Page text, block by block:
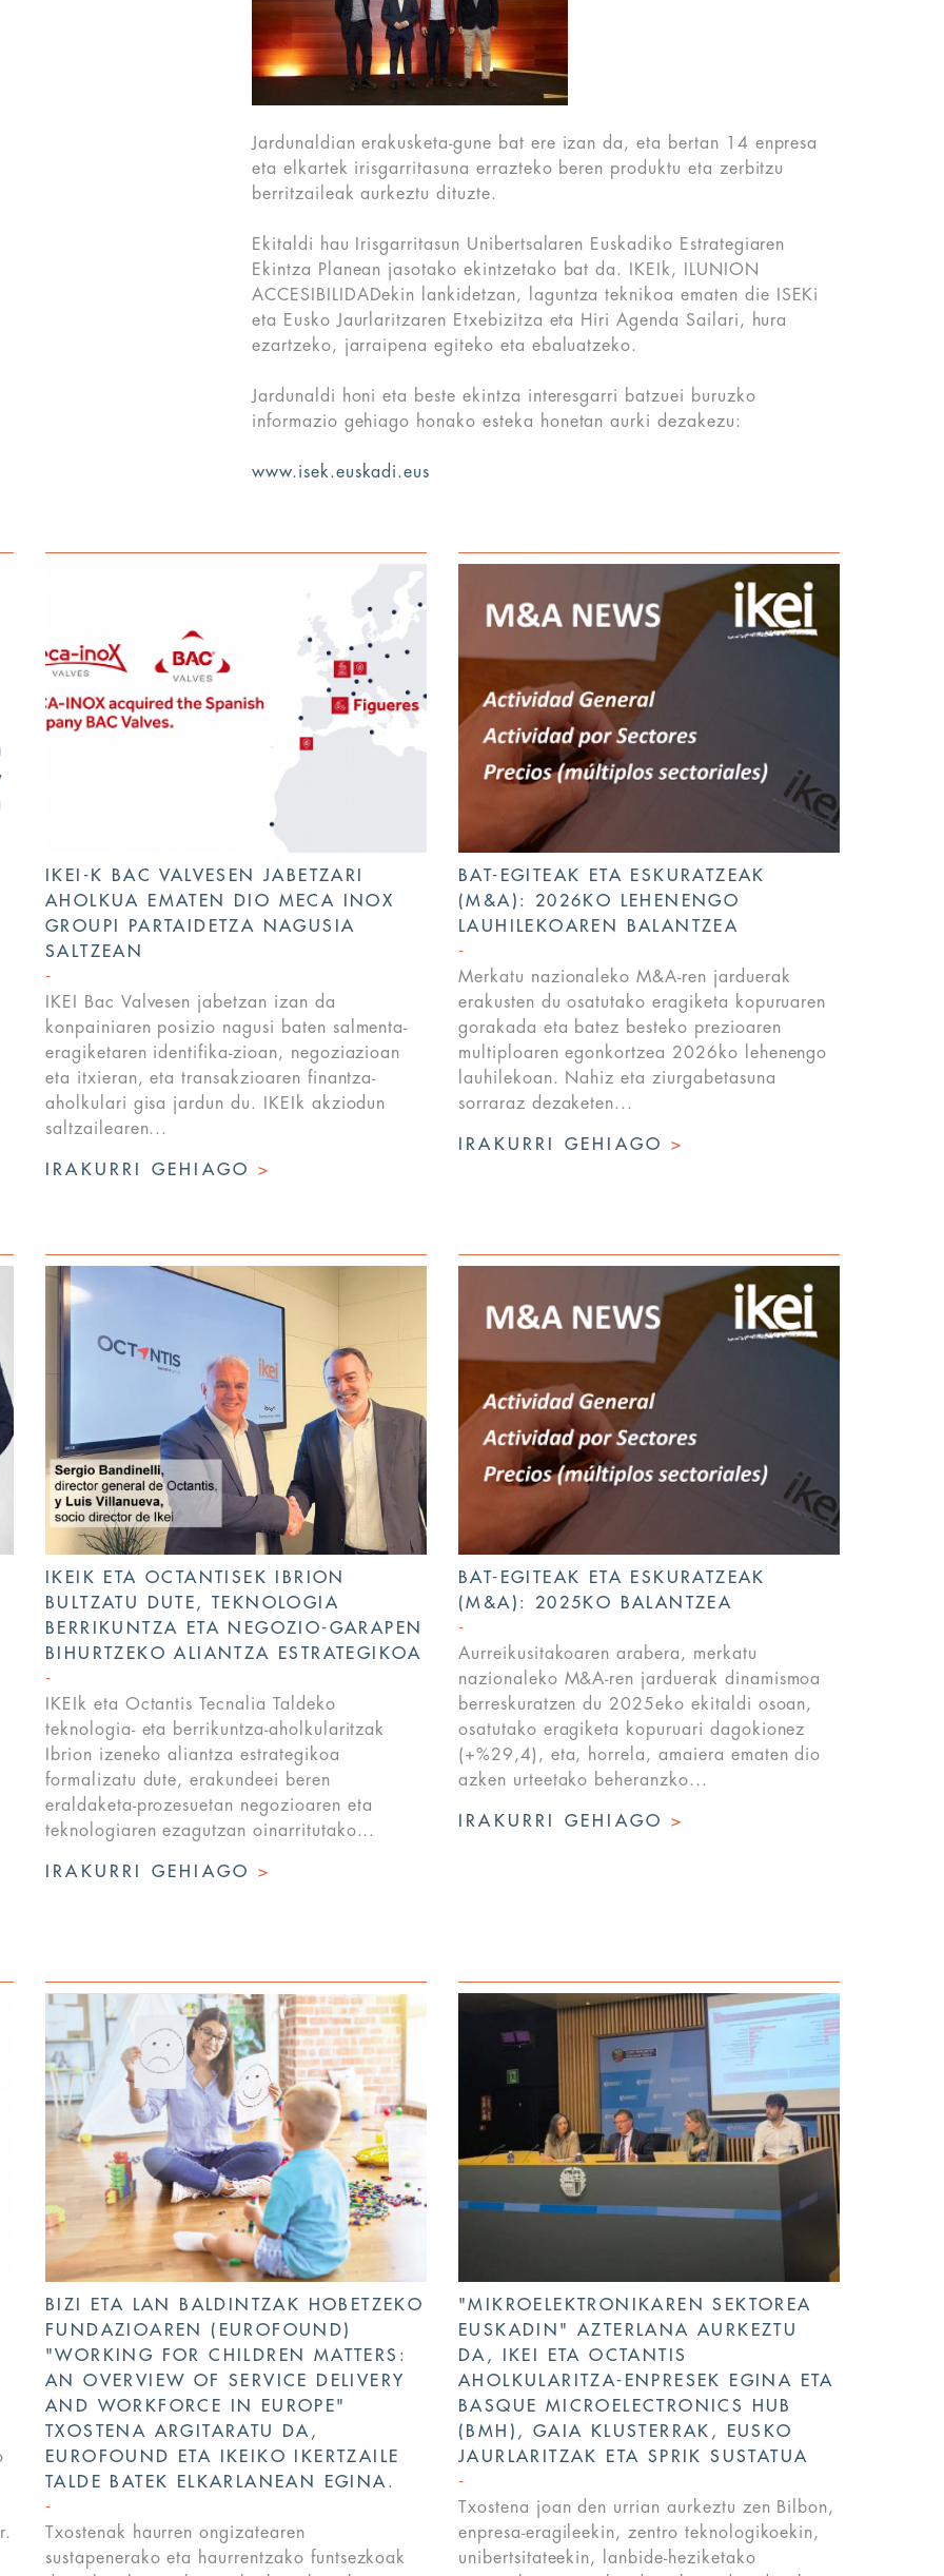
Jardunaldian erakusketa-gune bat ere izan da, eta bertan 14 enpresa
eta elkartek irisgarritasuna errazteko beren produktu eta zerbitzu
berritzaileak aurkeztu dituzte.
Ekitaldi hau Irisgarritasun Unibertsalaren Euskadiko Estrategiaren
Ekintza Planean jasotako ekintzetako bat da. IKEIk, ILUNION
ACCESIBILIDADekin lankidetzan, laguntza teknikoa ematen die ISEKi
eta Eusko Jaurlaritzaren Etxebizitza eta Hiri Agenda Sailari, hura
ezartzeko, jarraipena egiteko eta ebaluatzeko.
Jardunaldi honi eta beste ekintza interesgarri batzuei buruzko
informazio gehiago honako esteka honetan aurki dezakezu:
www.isek.euskadi.eus
IKEI-K BAC VALVESEN JABETZARI
AHOLKUA EMATEN DIO MECA INOX
GROUPI PARTAIDETZA NAGUSIA
SALTZEAN
IKEI Bac Valvesen jabetzan izan da
konpainiaren posizio nagusi baten salmenta-
eragiketaren identifika-zioan, negoziazioan
eta itxieran, eta transakzioaren finantza-
aholkulari gisa jardun du. IKEIk akziodun
saltzailearen...
IRAKURRI GEHIAGO>
BAT-EGITEAK ETA ESKURATZEAK
(M&A): 2026KO LEHENENGO
LAUHILEKOAREN BALANTZEA
Merkatu nazionaleko M&A-ren jarduerak
erakusten du osatutako eragiketa kopuruaren
gorakada eta batez besteko prezioaren
multiploaren egonkortzea 2026ko lehenengo
lauhilekoan. Nahiz eta ziurgabetasuna
sorraraz dezaketen...
IRAKURRI GEHIAGO>
IKEIK ETA OCTANTISEK IBRION
BULTZATU DUTE, TEKNOLOGIA
BERRIKUNTZA ETA NEGOZIO-GARAPEN
BIHURTZEKO ALIANTZA ESTRATEGIKOA
IKEIk eta Octantis Tecnalia Taldeko
teknologia- eta berrikuntza-aholkularitzak
Ibrion izeneko aliantza estrategikoa
formalizatu dute, erakundeei beren
eraldaketa-prozesuetan negozioaren eta
teknologiaren ezagutzan oinarritutako...
IRAKURRI GEHIAGO>
BAT-EGITEAK ETA ESKURATZEAK
(M&A): 2025KO BALANTZEA
Aurreikusitakoaren arabera, merkatu
nazionaleko M&A-ren jarduerak dinamismoa
berreskuratzen du 2025eko ekitaldi osoan,
osatutako eragiketa kopuruari dagokionez
(+%29,4), eta, horrela, amaiera ematen dio
azken urteetako beheranzko...
IRAKURRI GEHIAGO>
BIZI ETA LAN BALDINTZAK HOBETZEKO
FUNDAZIOAREN (EUROFOUND)
"WORKING FOR CHILDREN MATTERS:
AN OVERVIEW OF SERVICE DELIVERY
AND WORKFORCE IN EUROPE"
TXOSTENA ARGITARATU DA,
EUROFOUND ETA IKEIKO IKERTZAILE
TALDE BATEK ELKARLANEAN EGINA.
Txostenak haurren ongizatearen
sustapenerako eta haurrentzako funtsezkoak
"MIKROELEKTRONIKAREN SEKTOREA
EUSKADIN" AZTERLANA AURKEZTU
DA, IKEI ETA OCTANTIS
AHOLKULARITZA-ENPRESEK EGINA ETA
BASQUE MICROELECTRONICS HUB
(BMH), GAIA KLUSTERRAK, EUSKO
JAURLARITZAK ETA SPRIK SUSTATUA
Txostena joan den urrian aurkeztu zen Bilbon,
enpresa-eragileekin, zentro teknologikoekin,
unibertsitateekin, lanbide-heziketako